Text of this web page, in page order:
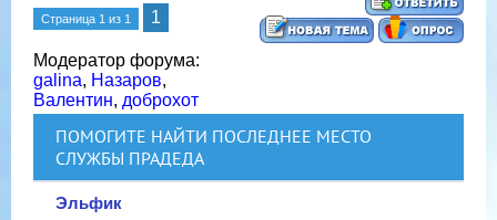
Страница 1 из 1 1
Модератор форума:
galina, Назаров,
Валентин, доброхот
ПОМОГИТЕ НАЙТИ ПОСЛЕДНЕЕ МЕСТО
СЛУЖБЫ ПРАДЕДА
Эльфик